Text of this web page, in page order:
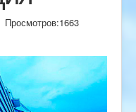
Просмотров:1663